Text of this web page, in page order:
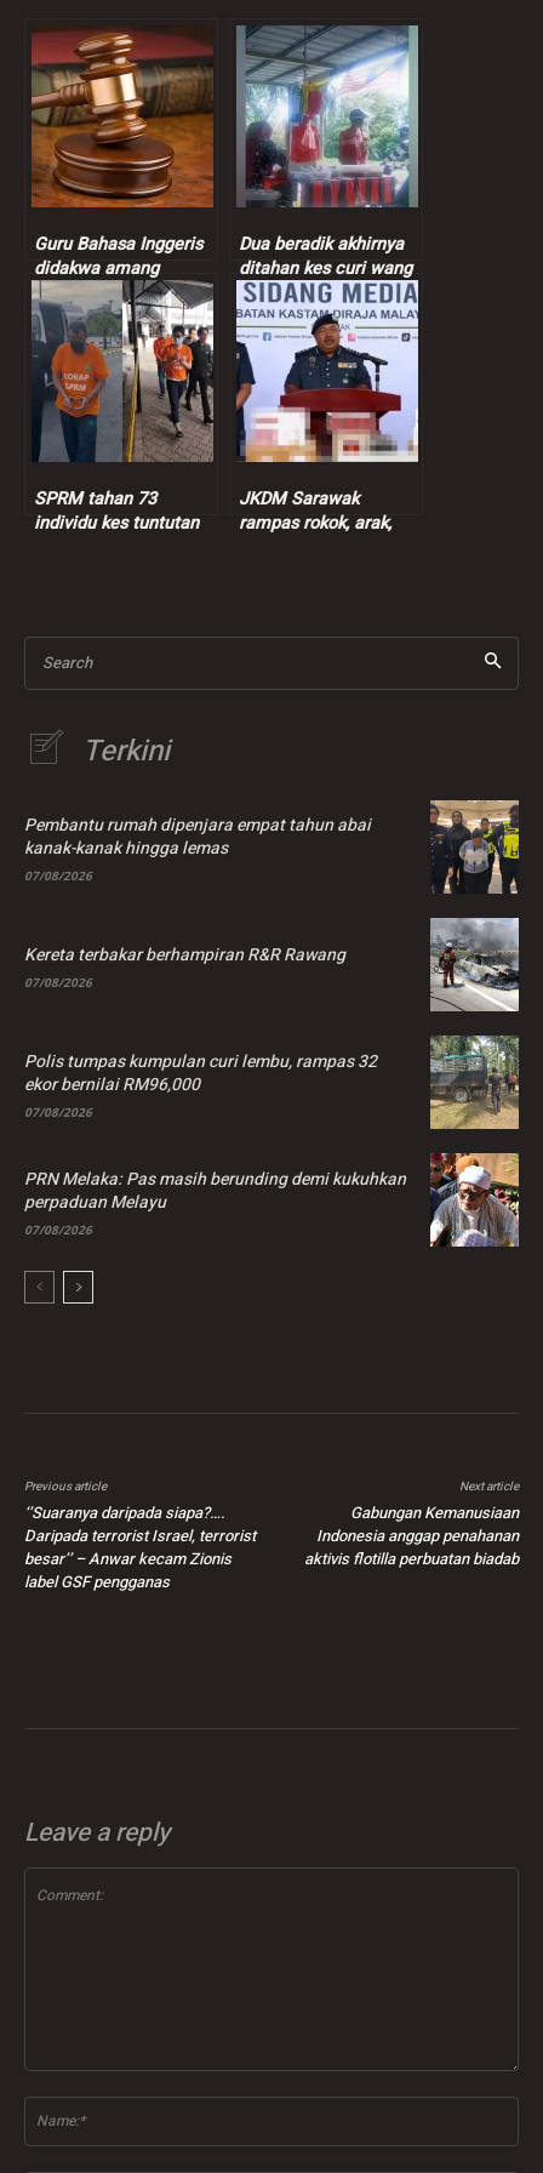
Guru Bahasa Inggeris
didakwa amang
seksual murid
perempuan 9 tahun
Dua beradik akhirnya
ditahan kes curi wang
peniaga nasi bajet
SPRM tahan 73
individu kes tuntutan
JKDM Sarawak
rampas rokok, arak,
Search
Terkini
Pembantu rumah dipenjara empat tahun abai
kanak-kanak hingga lemas
07/08/2026
Kereta terbakar berhampiran R&R Rawang
07/08/2026
Polis tumpas kumpulan curi lembu, rampas 32
ekor bernilai RM96,000
07/08/2026
PRN Melaka: Pas masih berunding demi kukuhkan
perpaduan Melayu
07/08/2026
Previous article
‘’Suaranya daripada siapa?….
Daripada terrorist Israel, terrorist
besar’’ – Anwar kecam Zionis
label GSF pengganas
Next article
Gabungan Kemanusiaan
Indonesia anggap penahanan
aktivis flotilla perbuatan biadab
Leave a reply